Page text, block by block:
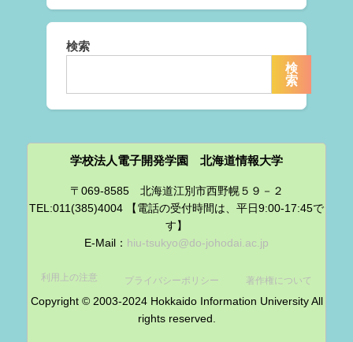
検索
検
索
学校法人電子開発学園 北海道情報大学
〒069-8585 北海道江別市西野幌５９－２
TEL:011(385)4004 【電話の受付時間は、平日9:00-17:45で
す】
E-Mail： hiu-tsukyo@do-johodai.ac.jp
利用上の注意 プライバシーポリシー 著作権について
Copyright © 2003-2024 Hokkaido Information University All
rights reserved.